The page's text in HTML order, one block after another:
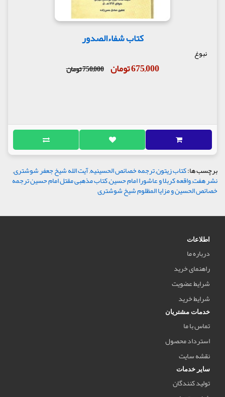
کتاب شفاءالصدور
نبوغ
675,000 تومان 750,000 تومان
برچسب ها:کتاب زیتون,ترجمه خصائص الحسینیه,آیت الله شیخ جعفر شوشتری,
نشر هفت,واقعه کربلا و عاشورا امام حسین,کتاب مذهبی مقتل امام حسین ترجمه
خصائص الحسین و مزایا المظلوم شیخ شوشتری
اطلاعات
درباره ما
راهنمای خرید
شرایط عضویت
شرایط خرید
خدمات مشتریان
تماس با ما
استرداد محصول
نقشه سایت
سایر خدمات
تولید کنندگان